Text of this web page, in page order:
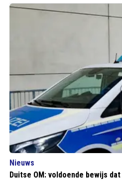
Nieuws
Duitse OM: voldoende bewijs